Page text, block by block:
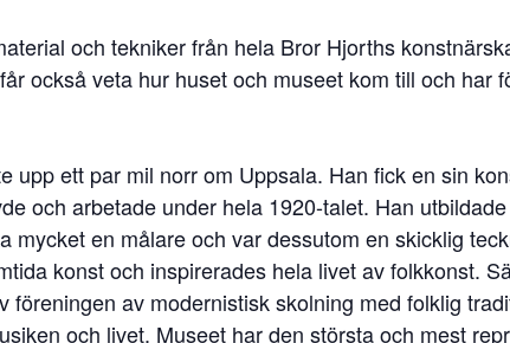
och tekniker från hela Bror Hjorths
också veta hur huset och museet kom till och har
upp ett par mil norr om Uppsala. Han fick en sin
och arbetade under hela 1920-talet. Han
mycket en målare och var dessutom en skicklig
konst och inspirerades hela livet av folkkonst.
föreningen av modernistisk skolning med folklig
och livet. Museet har den största och mest